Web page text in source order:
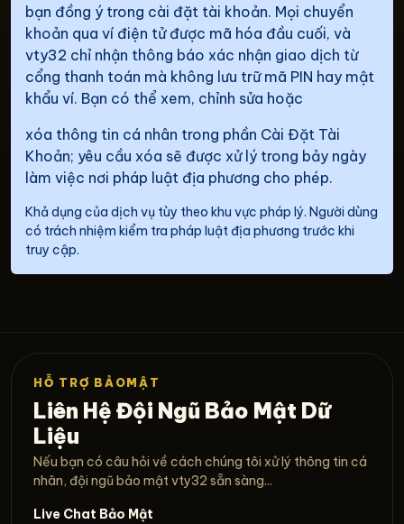
bạn đồng ý trong cài đặt tài khoản. Mọi chuyển
khoản qua ví điện tử được mã hóa đầu cuối, và
vty32 chỉ nhận thông báo xác nhận giao dịch từ
cổng thanh toán mà không lưu trữ mã PIN hay mật
khẩu ví. Bạn có thể xem, chỉnh sửa hoặc
xóa thông tin cá nhân trong phần Cài Đặt Tài
Khoản; yêu cầu xóa sẽ được xử lý trong bảy ngày
làm việc nơi pháp luật địa phương cho phép.
Khả dụng của dịch vụ tùy theo khu vực pháp lý. Người dùng
có trách nhiệm kiểm tra pháp luật địa phương trước khi
truy cập.
HỖ TRỢ BẢOMẬT
Liên Hệ Đội Ngũ Bảo Mật Dữ
Liệu
Nếu bạn có câu hỏi về cách chúng tôi xử lý thông tin cá
nhân, đội ngũ bảo mật vty32 sẵn sàng...
Live Chat Bảo Mật